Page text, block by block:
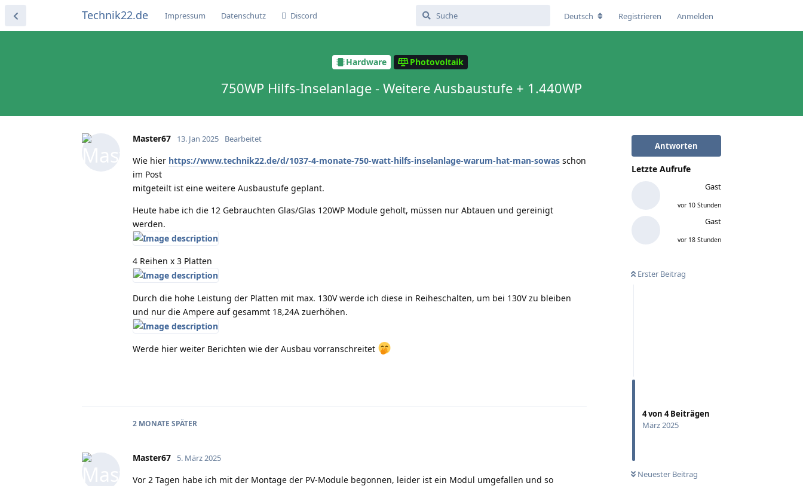
Technik22.de Impressum Datenschutz Discord Deutsch Registrieren Anmelden
Hardware Photovoltaik
750WP Hilfs-Inselanlage - Weitere Ausbaustufe + 1.440WP
Antworten
Letzte Aufrufe
Gast
vor 10 Stunden
Gast
vor 18 Stunden
Erster Beitrag
4von 4Beiträgen
März 2025
Neuester Beitrag
Master67 13. Jan 2025 Bearbeitet
Wie hier https://www.technik22.de/d/1037-4-monate-750-watt-hilfs-inselanlage-warum-hat-man-sowas schon
im Post
mitgeteilt ist eine weitere Ausbaustufe geplant.
Heute habe ich die 12 Gebrauchten Glas/Glas 120WP Module geholt, müssen nur Abtauen und gereinigt
werden.
4 Reihen x 3 Platten
Durch die hohe Leistung der Platten mit max. 130V werde ich diese in Reiheschalten, um bei 130V zu bleiben
und nur die Ampere auf gesammt 18,24A zuerhöhen.
Werde hier weiter Berichten wie der Ausbau vorranschreitet
2 MONATE SPÄTER
Master67 5. März 2025
Vor 2 Tagen habe ich mit der Montage der PV-Module begonnen, leider ist ein Modul umgefallen und so